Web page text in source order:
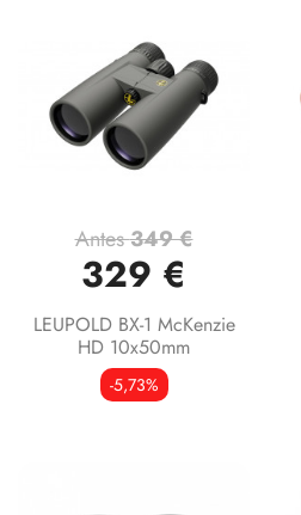
Antes349 €
329 €
LEUPOLD BX-1 McKenzie
HD 10x50mm
-5,73%